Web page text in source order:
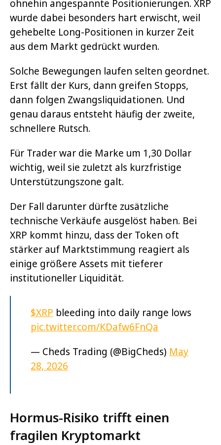
ohnehin angespannte Positionierungen. XRP
wurde dabei besonders hart erwischt, weil
gehebelte Long-Positionen in kurzer Zeit
aus dem Markt gedrückt wurden.
Solche Bewegungen laufen selten geordnet.
Erst fällt der Kurs, dann greifen Stopps,
dann folgen Zwangsliquidationen. Und
genau daraus entsteht häufig der zweite,
schnellere Rutsch.
Für Trader war die Marke um 1,30 Dollar
wichtig, weil sie zuletzt als kurzfristige
Unterstützungszone galt.
Der Fall darunter dürfte zusätzliche
technische Verkäufe ausgelöst haben. Bei
XRP kommt hinzu, dass der Token oft
stärker auf Marktstimmung reagiert als
einige größere Assets mit tieferer
institutioneller Liquidität.
$XRP bleeding into daily range lows
pic.twitter.com/KDafw6FnQa
— Cheds Trading (@BigCheds) May
28, 2026
Hormus-Risiko trifft einen
fragilen Kryptomarkt